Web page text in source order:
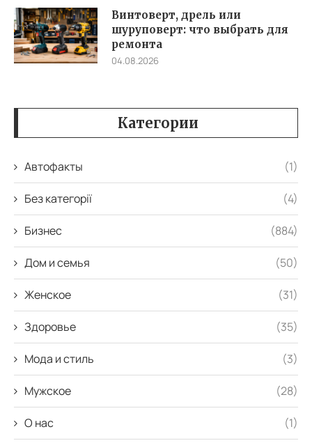
Винтоверт, дрель или
шуруповерт: что выбрать для
ремонта
04.08.2026
Категории
Автофакты (1)
Без категорії (4)
Бизнес (884)
Дом и семья (50)
Женское (31)
Здоровье (35)
Мода и стиль (3)
Мужское (28)
О нас (1)